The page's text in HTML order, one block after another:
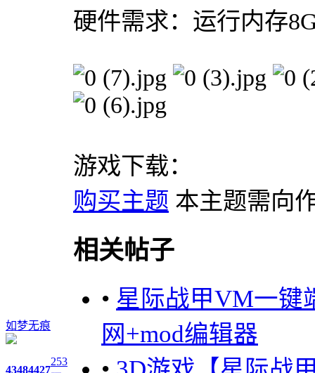
如梦无痕
43484427
253
硬件需求：运行内存
游戏下载：
购买主题 本主题需向
相关帖子
• 星际战甲VM一键
网+mod编辑器